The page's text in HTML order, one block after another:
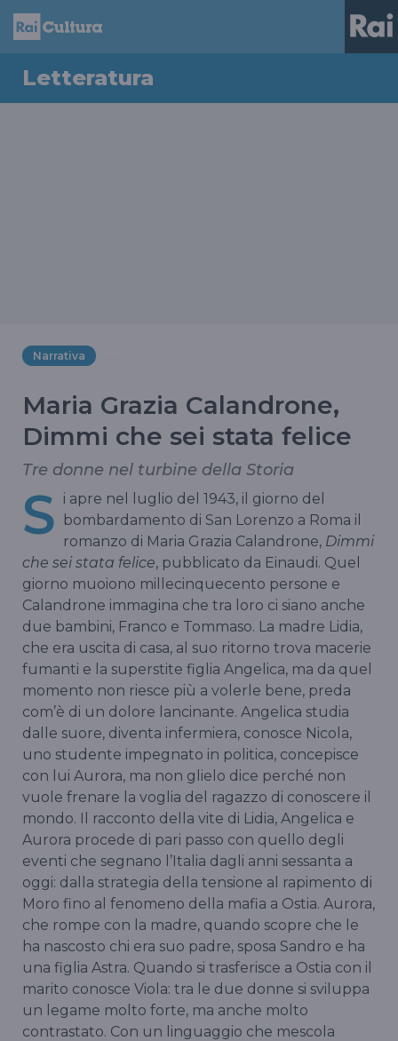
Letteratura
Narrativa
Maria Grazia Calandrone,
Dimmi che sei stata felice
Tre donne nel turbine della Storia
S i apre nel luglio del 1943, il giorno del
bombardamento di San Lorenzo a Roma il
romanzo di Maria Grazia Calandrone, Dimmi
che sei stata felice, pubblicato da Einaudi. Quel
giorno muoiono millecinquecento persone e
Calandrone immagina che tra loro ci siano anche
due bambini, Franco e Tommaso. La madre Lidia,
che era uscita di casa, al suo ritorno trova macerie
fumanti e la superstite figlia Angelica, ma da quel
momento non riesce più a volerle bene, preda
com’è di un dolore lancinante. Angelica studia
dalle suore, diventa infermiera, conosce Nicola,
uno studente impegnato in politica, concepisce
con lui Aurora, ma non glielo dice perché non
vuole frenare la voglia del ragazzo di conoscere il
mondo. Il racconto della vite di Lidia, Angelica e
Aurora procede di pari passo con quello degli
eventi che segnano l’Italia dagli anni sessanta a
oggi: dalla strategia della tensione al rapimento di
Moro fino al fenomeno della mafia a Ostia. Aurora,
che rompe con la madre, quando scopre che le
ha nascosto chi era suo padre, sposa Sandro e ha
una figlia Astra. Quando si trasferisce a Ostia con il
marito conosce Viola: tra le due donne si sviluppa
un legame molto forte, ma anche molto
contrastato. Con un linguaggio che mescola